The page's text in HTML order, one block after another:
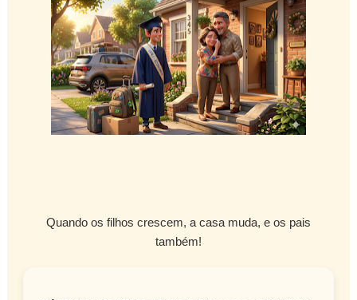
Quando os filhos crescem, a casa muda, e os pais
também!